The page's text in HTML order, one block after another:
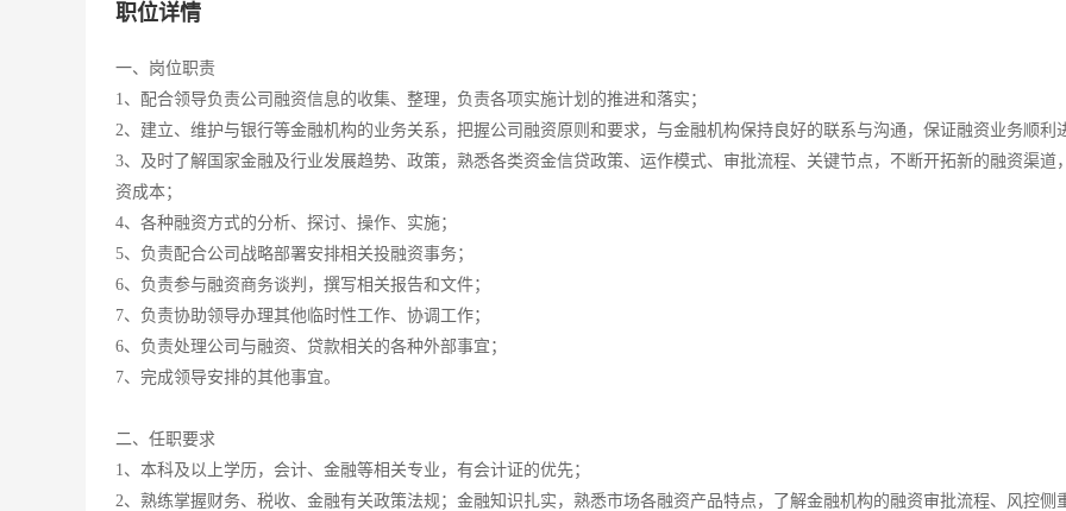
职位详情
一、岗位职责
1、配合领导负责公司融资信息的收集、整理，负责各项实施计划的推进和落实；
2、建立、维护与银行等金融机构的业务关系，把握公司融资原则和要求，与金融机构保持良好的联系与沟通，保证融资业务顺利
3、及时了解国家金融及行业发展趋势、政策，熟悉各类资金信贷政策、运作模式、审批流程、关键节点，不断开拓新的融资渠道
资成本；
4、各种融资方式的分析、探讨、操作、实施；
5、负责配合公司战略部署安排相关投融资事务；
6、负责参与融资商务谈判，撰写相关报告和文件；
7、负责协助领导办理其他临时性工作、协调工作；
6、负责处理公司与融资、贷款相关的各种外部事宜；
7、完成领导安排的其他事宜。
二、任职要求
1、本科及以上学历，会计、金融等相关专业，有会计证的优先；
2、熟练掌握财务、税收、金融有关政策法规；金融知识扎实，熟悉市场各融资产品特点，了解金融机构的融资审批流程、风控侧